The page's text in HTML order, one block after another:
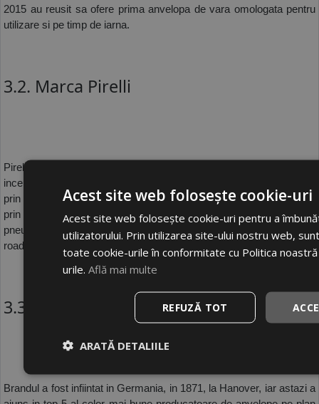
2015 au reusit sa ofere prima anvelopa de vara omologata pentru
utilizare si pe timp de iarna.
3.2. Marca Pirelli
Pirelli este un fabricant de anvelope, cu sediul la Milano, in Italia. A
inceput productia in 1902 si are 24 de fabrici in 12 tari. Se remarca
prin gama diversificata de anvelope, prin viziunea inovatoare, dar si
prin unele caracteristici importante, cum ar fi uzura uniforma a
pneurilor, nivelul redus de zgomot, performantele remarcabile si off-
road, forta de franare mare.
3.3. Marca Continental
Brandul a fost infiintat in Germania, in 1871, la Hanover, iar astazi a
Acest site web folosește cookie-uri
Acest site web folosește cookie-uri pentru a
utilizatorului. Prin utilizarea site-ului nostru web,
toate cookie-urile în conformitate cu Politica
urile. Află mai multe
REFUZĂ TOT
ARATĂ DETALIILE